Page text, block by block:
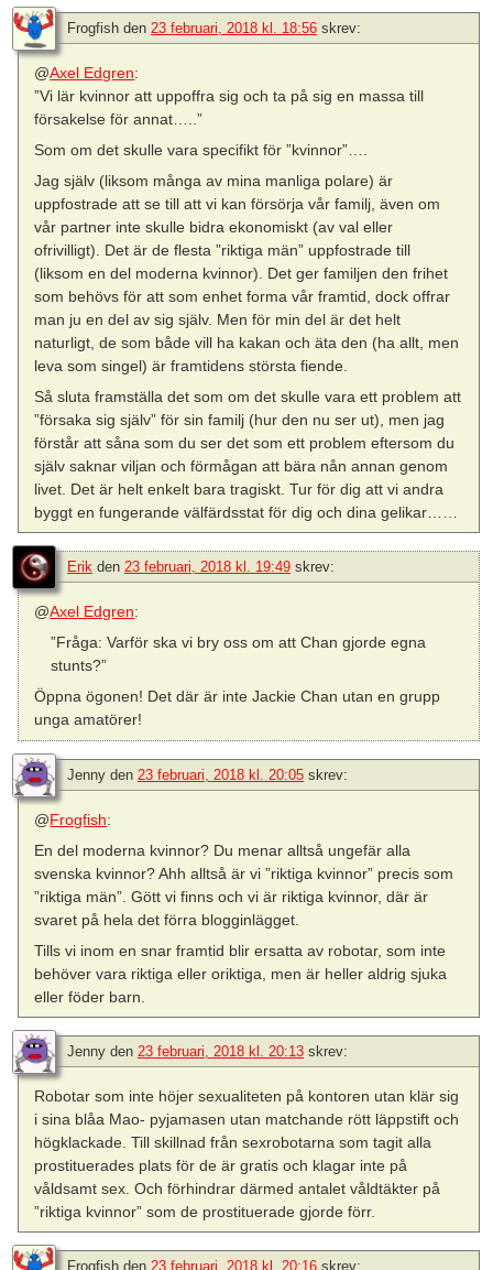
Frogfish den 23 februari, 2018 kl. 18:56 skrev:
@Axel Edgren:
”Vi lär kvinnor att uppoffra sig och ta på sig en massa till
försakelse för annat…..”
Som om det skulle vara specifikt för ”kvinnor”….
Jag själv (liksom många av mina manliga polare) är
uppfostrade att se till att vi kan försörja vår familj, även om
vår partner inte skulle bidra ekonomiskt (av val eller
ofrivilligt). Det är de flesta ”riktiga män” uppfostrade till
(liksom en del moderna kvinnor). Det ger familjen den frihet
som behövs för att som enhet forma vår framtid, dock offrar
man ju en del av sig själv. Men för min del är det helt
naturligt, de som både vill ha kakan och äta den (ha allt, men
leva som singel) är framtidens största fiende.
Så sluta framställa det som om det skulle vara ett problem att
”försaka sig själv” för sin familj (hur den nu ser ut), men jag
förstår att såna som du ser det som ett problem eftersom du
själv saknar viljan och förmågan att bära nån annan genom
livet. Det är helt enkelt bara tragiskt. Tur för dig att vi andra
byggt en fungerande välfärdsstat för dig och dina gelikar……
Erik den 23 februari, 2018 kl. 19:49 skrev:
@Axel Edgren:
”Fråga: Varför ska vi bry oss om att Chan gjorde egna
stunts?”
Öppna ögonen! Det där är inte Jackie Chan utan en grupp
unga amatörer!
Jenny den 23 februari, 2018 kl. 20:05 skrev:
@Frogfish:
En del moderna kvinnor? Du menar alltså ungefär alla
svenska kvinnor? Ahh alltså är vi ”riktiga kvinnor” precis som
”riktiga män”. Gött vi finns och vi är riktiga kvinnor, där är
svaret på hela det förra blogginlägget.
Tills vi inom en snar framtid blir ersatta av robotar, som inte
behöver vara riktiga eller oriktiga, men är heller aldrig sjuka
eller föder barn.
Jenny den 23 februari, 2018 kl. 20:13 skrev:
Robotar som inte höjer sexualiteten på kontoren utan klär sig
i sina blåa Mao- pyjamasen utan matchande rött läppstift och
högklackade. Till skillnad från sexrobotarna som tagit alla
prostituerades plats för de är gratis och klagar inte på
våldsamt sex. Och förhindrar därmed antalet våldtäkter på
”riktiga kvinnor” som de prostituerade gjorde förr.
Frogfish den 23 februari, 2018 kl. 20:16 skrev: